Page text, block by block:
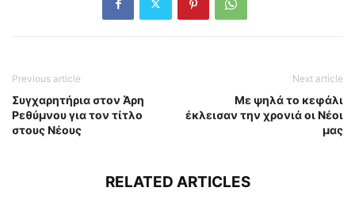
Previous article
Συγχαρητήρια στον Άρη
Ρεθύμνου για τον τίτλο
στους Νέους
Next article
Με ψηλά το κεφάλι
έκλεισαν την χρονιά οι Νέοι
μας
RELATED ARTICLES